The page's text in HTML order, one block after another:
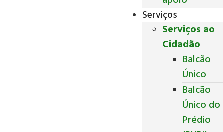
Serviços
Serviços ao
Cidadão
Balcão
Único
Balcão
Único do
Prédio